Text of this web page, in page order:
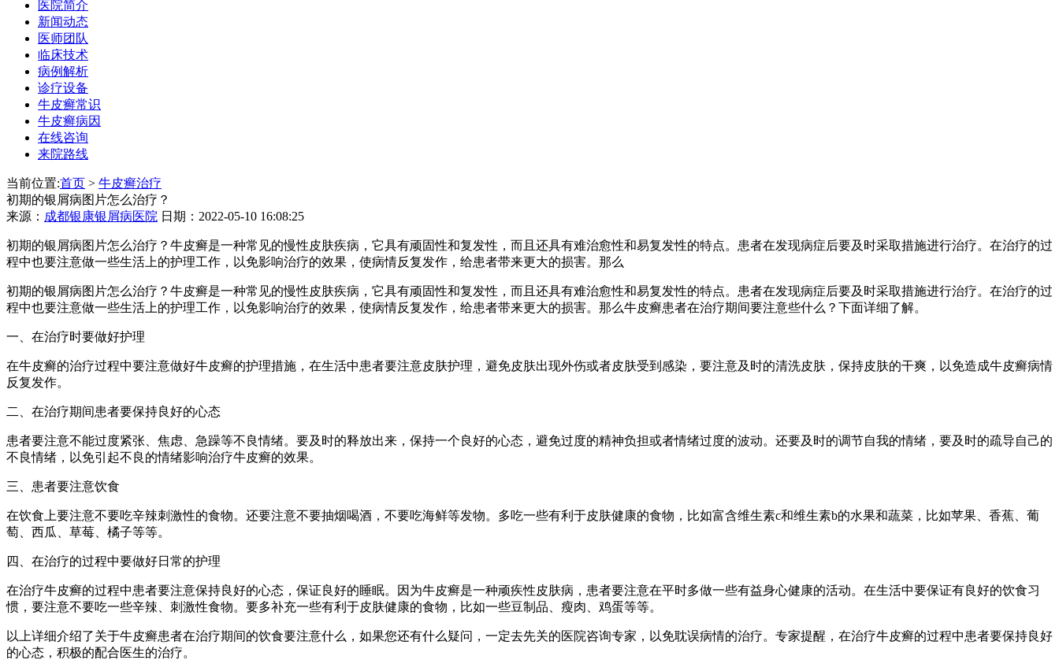
医院简介
新闻动态
医师团队
临床技术
病例解析
诊疗设备
牛皮癣常识
牛皮癣病因
在线咨询
来院路线
当前位置:首页 > 牛皮癣治疗
初期的银屑病图片怎么治疗？
来源： 成都银康银屑病医院 日期：2022-05-10 16:08:25
初期的银屑病图片怎么治疗？牛皮癣是一种常见的慢性皮肤疾病，它具有顽固性和复发性，而且还具有难治愈性和易复发性的特点。患者在发现病症后要及时采取措施进行治疗。在治疗的过
程中也要注意做一些生活上的护理工作，以免影响治疗的效果，使病情反复发作，给患者带来更大的损害。那么
初期的银屑病图片怎么治疗？牛皮癣是一种常见的慢性皮肤疾病，它具有顽固性和复发性，而且还具有难治愈性和易复发性的特点。患者在发现病症后要及时采取措施进行治疗。在治疗的过
程中也要注意做一些生活上的护理工作，以免影响治疗的效果，使病情反复发作，给患者带来更大的损害。那么牛皮癣患者在治疗期间要注意些什么？下面详细了解。
一、在治疗时要做好护理
在牛皮癣的治疗过程中要注意做好牛皮癣的护理措施，在生活中患者要注意皮肤护理，避免皮肤出现外伤或者皮肤受到感染，要注意及时的清洗皮肤，保持皮肤的干爽，以免造成牛皮癣病情
反复发作。
二、在治疗期间患者要保持良好的心态
患者要注意不能过度紧张、焦虑、急躁等不良情绪。要及时的释放出来，保持一个良好的心态，避免过度的精神负担或者情绪过度的波动。还要及时的调节自我的情绪，要及时的疏导自己的
不良情绪，以免引起不良的情绪影响治疗牛皮癣的效果。
三、患者要注意饮食
在饮食上要注意不要吃辛辣刺激性的食物。还要注意不要抽烟喝酒，不要吃海鲜等发物。多吃一些有利于皮肤健康的食物，比如富含维生素c和维生素b的水果和蔬菜，比如苹果、香蕉、葡
萄、西瓜、草莓、橘子等等。
四、在治疗的过程中要做好日常的护理
在治疗牛皮癣的过程中患者要注意保持良好的心态，保证良好的睡眠。因为牛皮癣是一种顽疾性皮肤病，患者要注意在平时多做一些有益身心健康的活动。在生活中要保证有良好的饮食习
惯，要注意不要吃一些辛辣、刺激性食物。要多补充一些有利于皮肤健康的食物，比如一些豆制品、瘦肉、鸡蛋等等。
以上详细介绍了关于牛皮癣患者在治疗期间的饮食要注意什么，如果您还有什么疑问，一定去先关的医院咨询专家，以免耽误病情的治疗。专家提醒，在治疗牛皮癣的过程中患者要保持良好
的心态，积极的配合医生的治疗。